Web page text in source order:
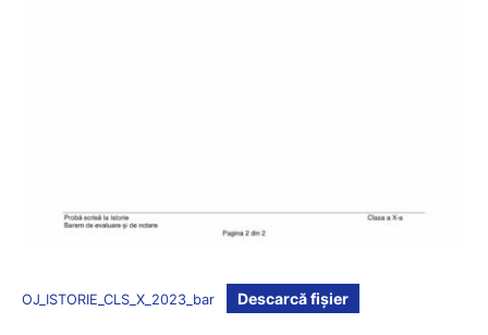
OJ_ISTORIE_CLS_X_2023_bar Descarcă fișier